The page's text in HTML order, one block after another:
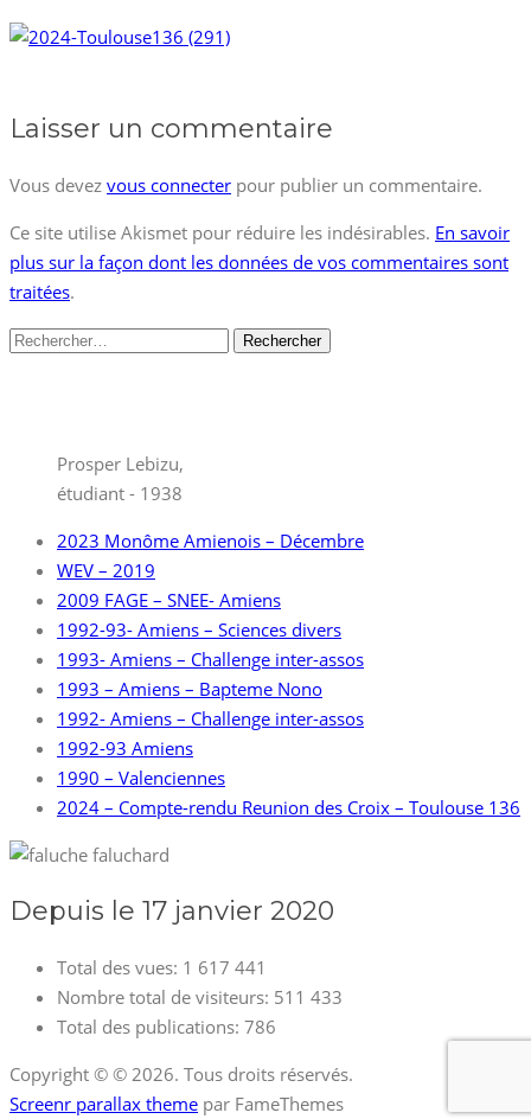
Laisser un commentaire
Vous devez vous connecter pour publier un commentaire.
Ce site utilise Akismet pour réduire les indésirables. En savoir
plus sur la façon dont les données de vos commentaires sont
traitées.
Rechercher :
Prosper Lebizu,
étudiant - 1938
2023 Monôme Amienois – Décembre
WEV – 2019
2009 FAGE – SNEE- Amiens
1992-93- Amiens – Sciences divers
1993- Amiens – Challenge inter-assos
1993 – Amiens – Bapteme Nono
1992- Amiens – Challenge inter-assos
1992-93 Amiens
1990 – Valenciennes
2024 – Compte-rendu Reunion des Croix – Toulouse 136
Depuis le 17 janvier 2020
Total des vues: 1 617 441
Nombre total de visiteurs: 511 433
Total des publications: 786
Copyright © © 2026. Tous droits réservés.
Screenr parallax theme par FameThemes